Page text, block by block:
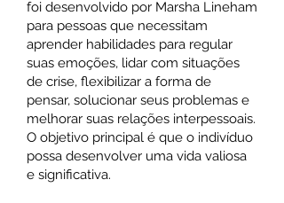
foi desenvolvido por Marsha Lineham
para pessoas que necessitam
aprender habilidades para regular
suas emoções, lidar com situações
de crise, flexibilizar a forma de
pensar, solucionar seus problemas e
melhorar suas relações interpessoais.
O objetivo principal é que o indivíduo
possa desenvolver uma vida valiosa
e significativa.